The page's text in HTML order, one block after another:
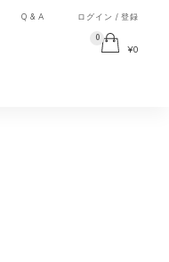
Q & A ログイン / 登録
0
¥0